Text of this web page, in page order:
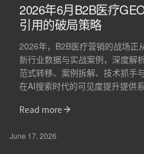
2026年6月B2B医疗
引用的破局策略
2026年，B2B医疗营销的战场正
新行业数据与实战案例，深度解
范式转移、案例拆解、技术抓手
在AI搜索时代的可见度提升提供
Read more
June 17, 2026